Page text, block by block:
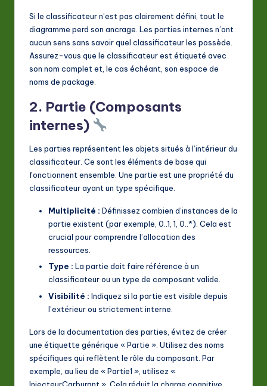
Si le classificateur n’est pas clairement défini, tout le
diagramme perd son ancrage. Les parties internes n’ont
aucun sens sans savoir quel classificateur les possède.
Assurez-vous que le classificateur est étiqueté avec
son nom complet et, le cas échéant, son espace de
noms de package.
2. Partie (Composants
internes)
Les parties représentent les objets situés à l’intérieur du
classificateur. Ce sont les éléments de base qui
fonctionnent ensemble. Une partie est une propriété du
classificateur ayant un type spécifique.
Multiplicité : Définissez combien d’instances de la
partie existent (par exemple, 0..1, 1, 0..*). Cela est
crucial pour comprendre l’allocation des
ressources.
Type : La partie doit faire référence à un
classificateur ou un type de composant valide.
Visibilité : Indiquez si la partie est visible depuis
l’extérieur ou strictement interne.
Lors de la documentation des parties, évitez de créer
une étiquette générique « Partie ». Utilisez des noms
spécifiques qui reflètent le rôle du composant. Par
exemple, au lieu de « Partie1 », utilisez «
InjecteurCarburant ». Cela réduit la charge cognitive